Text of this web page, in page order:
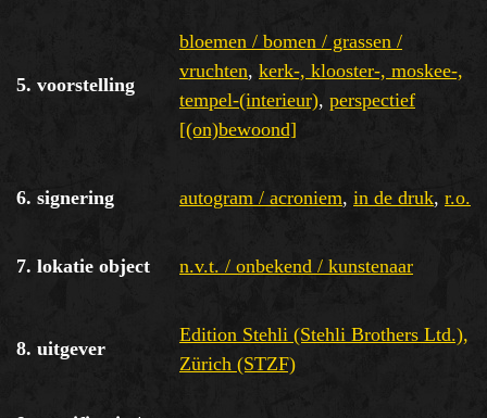
5. voorstelling
bloemen / bomen / grassen /
vruchten, kerk-, klooster-, moskee-,
tempel-(interieur), perspectief
[(on)bewoond]
6. signering autogram / acroniem, in de druk, r.o.
7. lokatie object n.v.t. / onbekend / kunstenaar
8. uitgever
Edition Stehli (Stehli Brothers Ltd.),
Zürich (STZF)